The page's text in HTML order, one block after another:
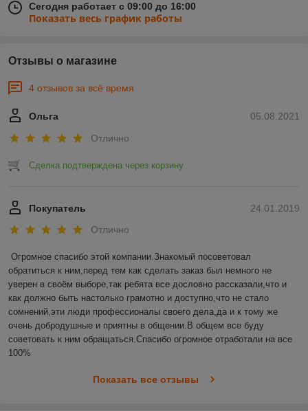
Сегодня работает с 09:00 до 16:00
Показать весь график работы
Отзывы о магазине
4 отзывов за всё время
05.08.2021
Ольга
Отлично
Сделка подтверждена через корзину
24.01.2019
Покупатель
Отлично
Огромное спасибо этой компании.Знакомый посоветовал
обратиться к ним,перед тем как сделать заказ был немного не
уверен в своём выборе,так ребята все дословно рассказали,что и
как должно быть настолько грамотно и доступно,что не стало
сомнений,эти люди профессионалы своего дела,да и к тому же
очень добродушные и приятны в общении.В общем все буду
советовать к ним обращаться.Спасибо огромное отработали на все
100%
Показать все отзывы